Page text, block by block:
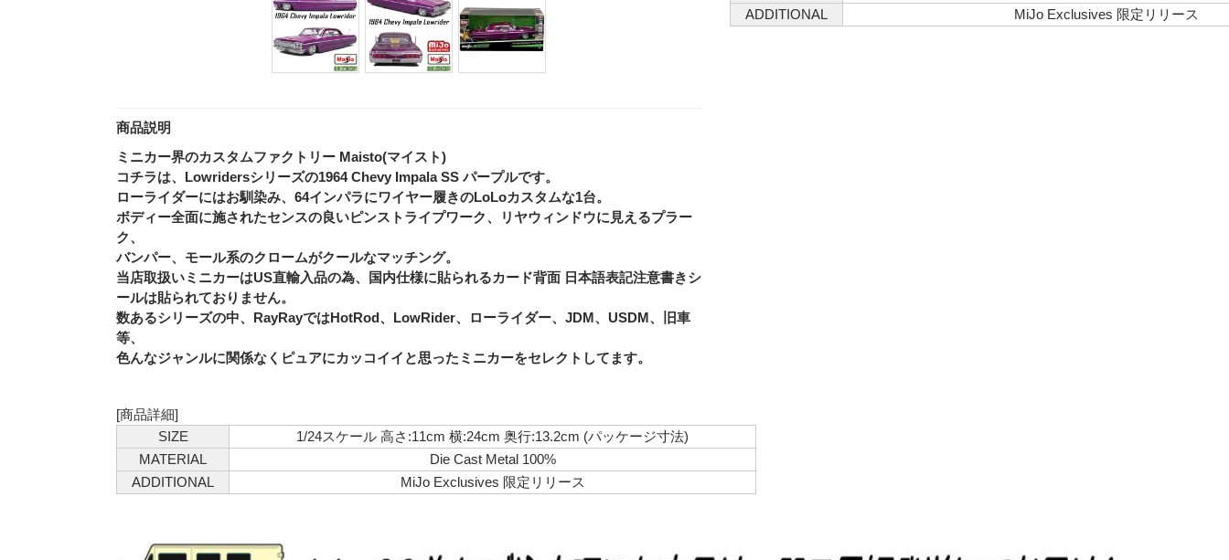
商品説明
ミニカー界のカスタムファクトリー Maisto(マイスト)
コチラは、Lowridersシリーズの1964 Chevy Impala SS パープルです。
ローライダーにはお馴染み、64インパラにワイヤー履きのLoLoカスタムな1台。
ボディー全面に施されたセンスの良いピンストライプワーク、リヤウィンドウに見えるプラー
ク、
バンパー、モール系のクロームがクールなマッチング。
当店取扱いミニカーはUS直輸入品の為、国内仕様に貼られるカード背面 日本語表記注意書きシ
ールは貼られておりません。
数あるシリーズの中、RayRayではHotRod、LowRider、ローライダー、JDM、USDM、旧車
等、
色んなジャンルに関係なくピュアにカッコイイと思ったミニカーをセレクトしてます。
[商品詳細]
SIZE
1/24スケール 高さ:11cm 横:24cm 奥行:13.2cm (パッケージ寸法)
MATERIAL
Die Cast Metal 100%
ADDITIONAL
MiJo Exclusives 限定リリース
ADDITIONAL
MiJo Exclusives 限定リリース